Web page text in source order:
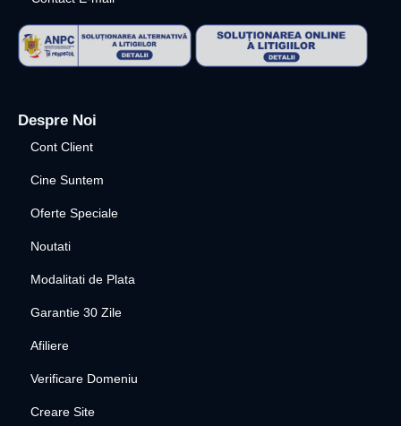
Despre Noi
Cont Client
Cine Suntem
Oferte Speciale
Noutati
Modalitati de Plata
Garantie 30 Zile
Afiliere
Verificare Domeniu
Creare Site